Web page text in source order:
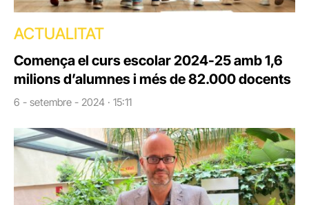
ACTUALITAT
Comença el curs escolar 2024-25 amb 1,6
milions d’alumnes i més de 82.000 docents
6 - setembre - 2024 · 15:11